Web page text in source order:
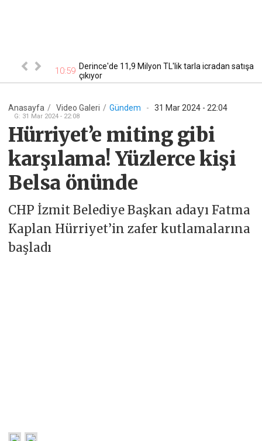
10:59 Derince'de 11,9 Milyon TL'lik tarla icradan satışa
çıkıyor
Anasayfa / Video Galeri / Gündem - 31 Mar 2024 - 22:04
G: 31 Mar 2024 - 22:08
Hürriyet’e miting gibi
karşılama! Yüzlerce kişi
Belsa önünde
CHP İzmit Belediye Başkan adayı Fatma
Kaplan Hürriyet’in zafer kutlamalarına
başladı